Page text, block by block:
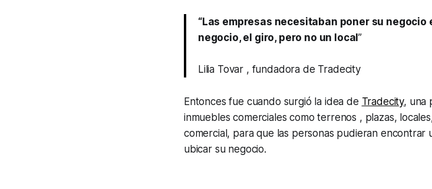
“Las empresas necesitaban poner su negocio
negocio, el giro, pero no un local”
Lilia Tovar , fundadora de Tradecity
Entonces fue cuando surgió la idea de Tradecity, una
inmuebles comerciales como terrenos , plazas,
comercial, para que las personas pudieran encontrar
ubicar su negocio.